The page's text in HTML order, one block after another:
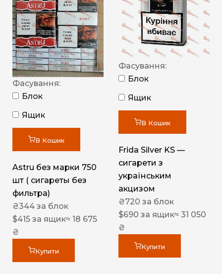
Фасування:
Блок
Ящик
В Кошик
Astru без марки 750
шт ( сигареты без
фильтра)
₴344 за блок
$415 за ящик≈ 18 675
₴
Купити
Фасування:
Блок
Ящик
В Кошик
Frida Silver KS —
сигарети з
українським
акцизом
₴720 за блок
$690 за ящик≈ 31 050
₴
Купити